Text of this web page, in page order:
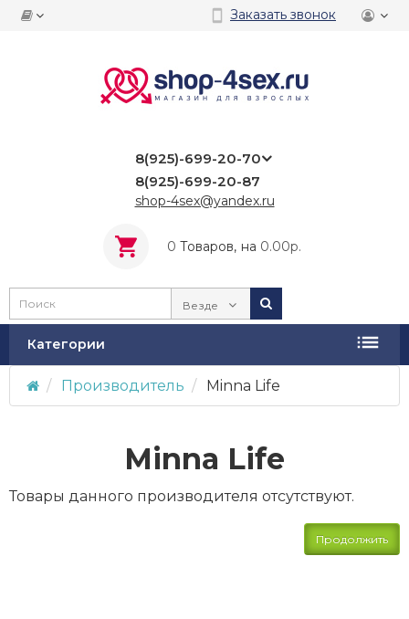
Заказать звонок
8(925)-699-20-70
8(925)-699-20-87
shop-4sex@yandex.ru
0 Tоваров, на 0.00р.
Везде
Категории
Производитель Minna Life
Minna Life
Товары данного производителя отсутствуют.
Продолжить